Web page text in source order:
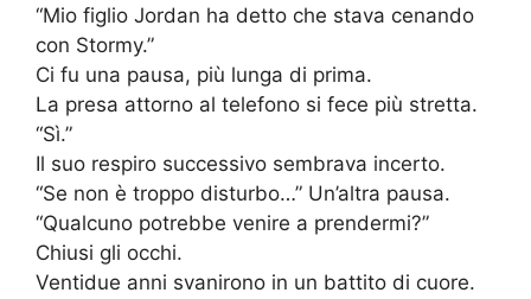
“Mio figlio Jordan ha detto che stava cenando
con Stormy.”
Ci fu una pausa, più lunga di prima.
La presa attorno al telefono si fece più stretta.
“Sì.”
Il suo respiro successivo sembrava incerto.
“Se non è troppo disturbo…” Un’altra pausa.
“Qualcuno potrebbe venire a prendermi?”
Chiusi gli occhi.
Ventidue anni svanirono in un battito di cuore.